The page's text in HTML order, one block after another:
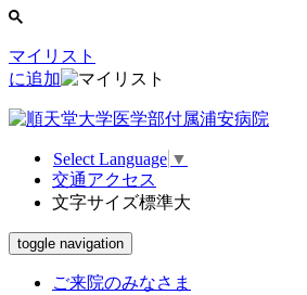
マイリスト
に追加
Select Language ▼
交通アクセス
文字サイズ標準大
toggle navigation
ご来院のみなさま